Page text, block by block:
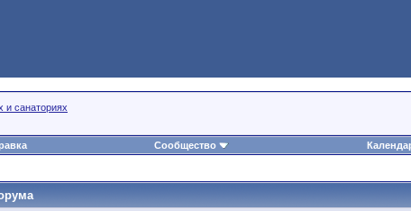
и санаториях
Сообщество